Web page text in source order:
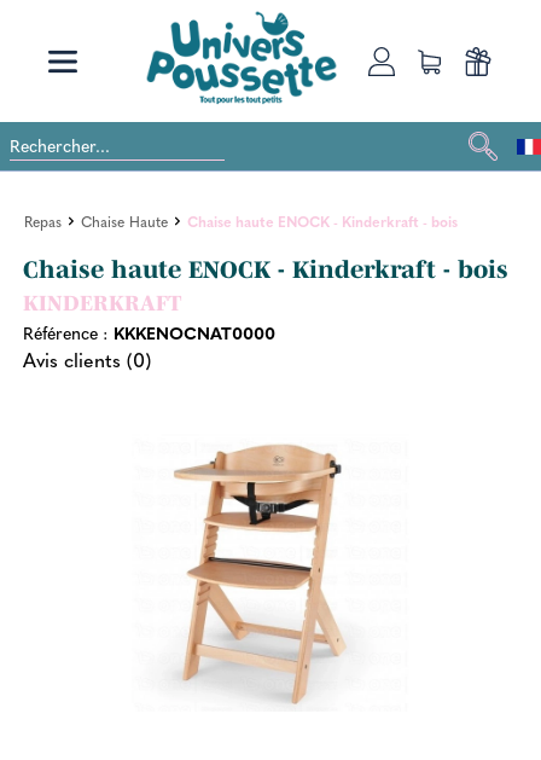
Repas Chaise Haute Chaise haute ENOCK - Kinderkraft - bois
Chaise haute ENOCK - Kinderkraft - bois
KINDERKRAFT
Référence : KKKENOCNAT0000
Avis clients (0)